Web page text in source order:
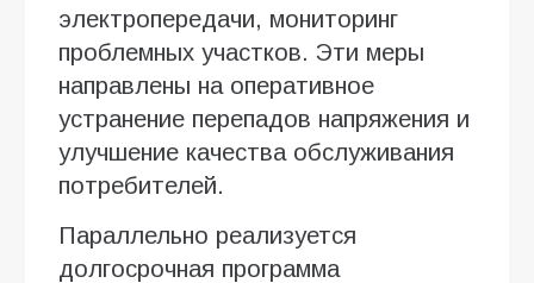
электропередачи, мониторинг
проблемных участков. Эти меры
направлены на оперативное
устранение перепадов напряжения и
улучшение качества обслуживания
потребителей.
Параллельно реализуется
долгосрочная программа